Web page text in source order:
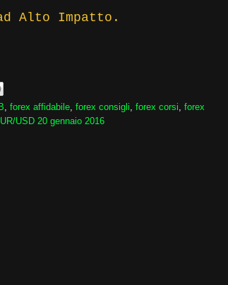
Alto Impatto.
forex affidabile forex consigli forex corsi forex
USD 20 gennaio 2016